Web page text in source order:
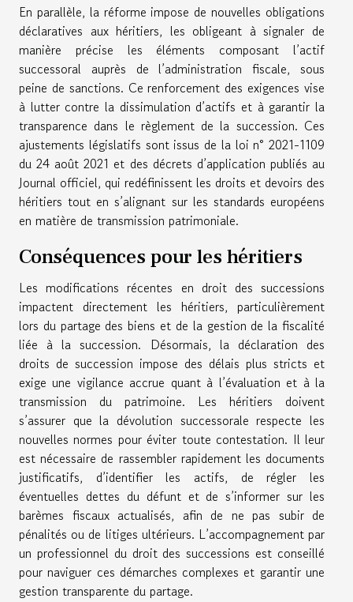
En parallèle, la réforme impose de nouvelles obligations
déclaratives aux héritiers, les obligeant à signaler de
manière précise les éléments composant l’actif
successoral auprès de l’administration fiscale, sous
peine de sanctions. Ce renforcement des exigences vise
à lutter contre la dissimulation d’actifs et à garantir la
transparence dans le règlement de la succession. Ces
ajustements législatifs sont issus de la loi n° 2021-1109
du 24 août 2021 et des décrets d’application publiés au
Journal officiel, qui redéfinissent les droits et devoirs des
héritiers tout en s’alignant sur les standards européens
en matière de transmission patrimoniale.
Conséquences pour les héritiers
Les modifications récentes en droit des successions
impactent directement les héritiers, particulièrement
lors du partage des biens et de la gestion de la fiscalité
liée à la succession. Désormais, la déclaration des
droits de succession impose des délais plus stricts et
exige une vigilance accrue quant à l’évaluation et à la
transmission du patrimoine. Les héritiers doivent
s’assurer que la dévolution successorale respecte les
nouvelles normes pour éviter toute contestation. Il leur
est nécessaire de rassembler rapidement les documents
justificatifs, d’identifier les actifs, de régler les
éventuelles dettes du défunt et de s’informer sur les
barèmes fiscaux actualisés, afin de ne pas subir de
pénalités ou de litiges ultérieurs. L’accompagnement par
un professionnel du droit des successions est conseillé
pour naviguer ces démarches complexes et garantir une
gestion transparente du partage.